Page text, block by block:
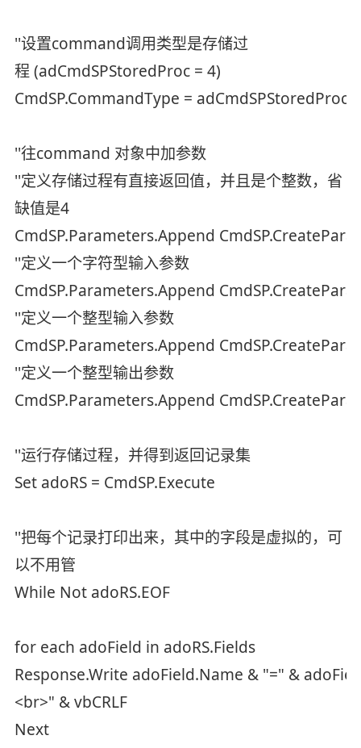
''设置command调用类型是存储过
程 (adCmdSPStoredProc = 4)
CmdSP.CommandType = adCmdSPStoredProc
''往command 对象中加参数
''定义存储过程有直接返回值，并且是个整数，省
缺值是4
CmdSP.Parameters.Append
''定义一个字符型输入参数
CmdSP.Parameters.Append
''定义一个整型输入参数
CmdSP.Parameters.Append
''定义一个整型输出参数
CmdSP.Parameters.Append
''运行存储过程，并得到返回记录集
Set adoRS = CmdSP.Execute
''把每个记录打印出来，其中的字段是虚拟的，可
以不用管
While Not adoRS.EOF
for each adoField in adoRS.Fields
Response.Write adoField.Name & "=" &
<br>" & vbCRLF
Next